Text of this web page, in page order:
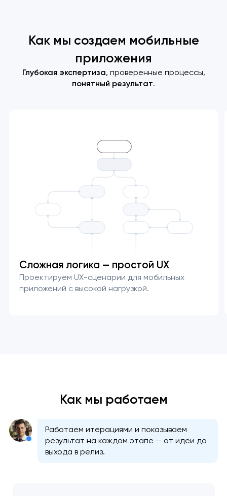
Как мы создаем мобильные
приложения
Глубокая экспертиза, проверенные процессы,
понятный результат.
Сложная логика — простой UX
Проектируем UX-сценарии для мобильных
приложений с высокой нагрузкой.
Как мы работаем
Работаем итерациями и показываем
результат на каждом этапе — от идеи до
выхода в релиз.